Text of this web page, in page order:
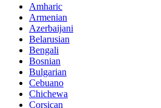
Amharic
Armenian
Azerbaijani
Belarusian
Bengali
Bosnian
Bulgarian
Cebuano
Chichewa
Corsican